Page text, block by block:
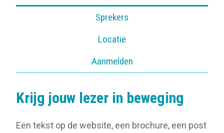
Sprekers
Locatie
Aanmelden
Krijg jouw lezer in beweging
Een tekst op de website, een brochure, een post